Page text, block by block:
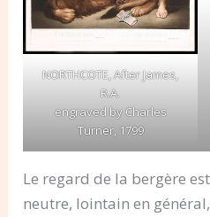
NORTHCOTE, After James,
R.A.
engraved by Charles
Turner, 1799
Le regard de la bergère
neutre, lointain en